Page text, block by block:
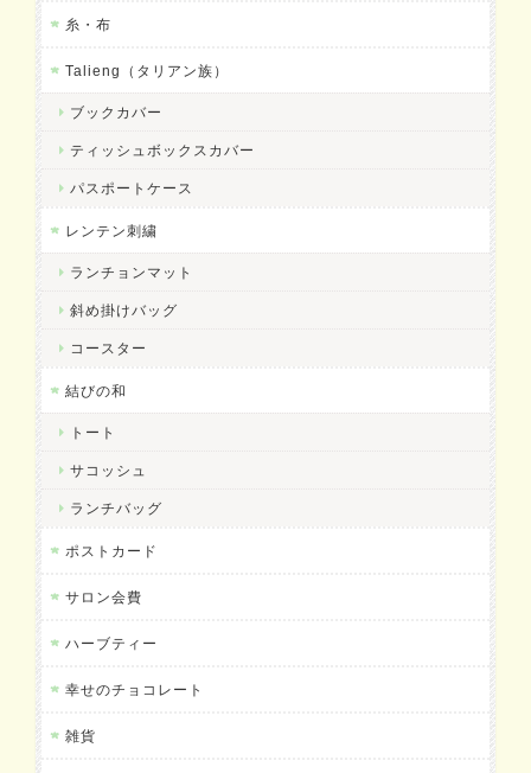
糸・布
Talieng（タリアン族）
ブックカバー
ティッシュボックスカバー
パスポートケース
レンテン刺繍
ランチョンマット
斜め掛けバッグ
コースター
結びの和
トート
サコッシュ
ランチバッグ
ポストカード
サロン会費
ハーブティー
幸せのチョコレート
雑貨